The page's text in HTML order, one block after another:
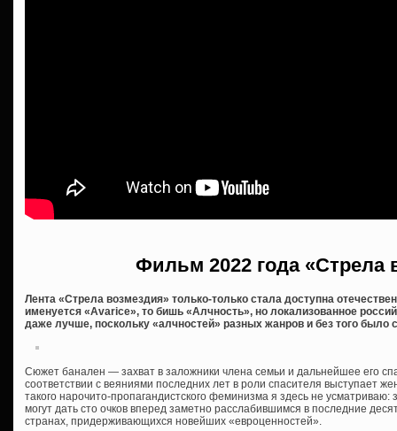
Фильм 2022 года «Стрела
Лента «Стрела возмездия» только-только стала доступна
именуется «Avarice», то бишь «Алчность», но локализованное
даже лучше, поскольку «алчностей» разных жанров и без того было
Сюжет банален — захват в заложники члена семьи и дальнейшее его
соответствии с веяниями последних лет в роли спасителя выступает
такого нарочито-пропагандистского феминизма я здесь не
могут дать сто очков вперед заметно расслабившимся в последние
странах, придерживающихся новейших «евроценностей».